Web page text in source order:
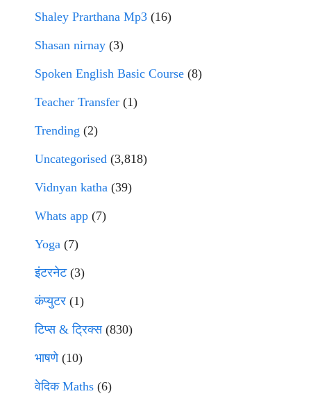
Shaley Prarthana Mp3 (16)
Shasan nirnay (3)
Spoken English Basic Course (8)
Teacher Transfer (1)
Trending (2)
Uncategorised (3,818)
Vidnyan katha (39)
Whats app (7)
Yoga (7)
इंटरनेट(3)
कंप्युटर (1)
टिप्स & ट्रिक्स(830)
भाषणे(10)
वेदिक Maths (6)